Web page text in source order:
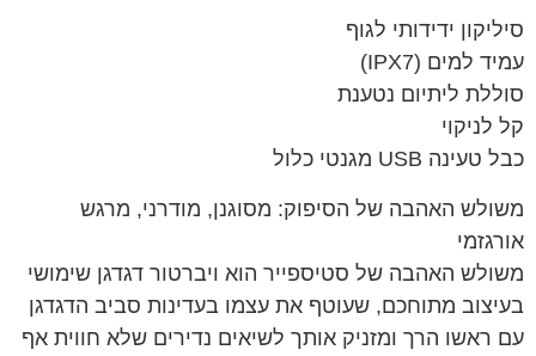
סיליקון ידידותי לגוף
עמיד למים (IPX7)
סוללת ליתיום נטענת
קל לניקוי
כבל טעינה USB מגנטי כלול
משולש האהבה של הסיפוק: מסוגנן, מודרני, מרגש
אורגזמי
משולש האהבה של סטיספייר הוא ויברטור דגדגן שימושי
בעיצוב מתוחכם, שעוטף את עצמו בעדינות סביב הדגדגן
עם ראשו הרך ומזניק אותך לשיאים נדירים שלא חווית אף